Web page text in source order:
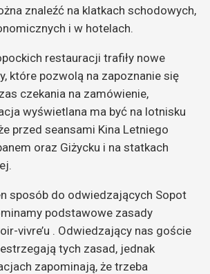
znaleźć na klatkach schodowych,
i w hotelach.
restauracji trafiły nowe
które pozwolą na zapoznanie się
czekania na zamówienie,
wyświetlana ma być na lotnisku
przed seansami Kina Letniego
oraz Giżycku i na statkach
sposób do odwiedzających Sopot
podstawowe zasady
vivre’u . Odwiedzający nas goście
tych zasad, jednak
zapominają, że trzeba